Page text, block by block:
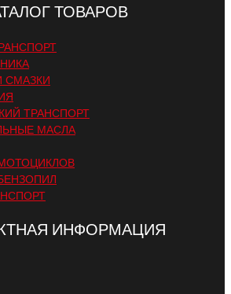
ТОВАРОВ
СМАЗКИ
ТРАНСПОРТ
МАСЛА
ИНФОРМАЦИЯ